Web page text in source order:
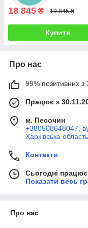
18 845 ₴ 19 845 ₴
Купити
Про нас
99% позитивних з
Працює з
м. Песочин
+380508648047,
Харківська
Контакти
Сьогодні
Показати весь
Про нас